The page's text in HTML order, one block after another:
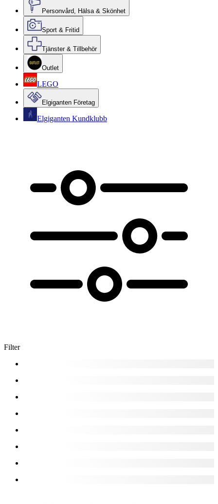
Personvård, Hälsa & Skönhet
Sport & Fritid
Tjänster & Tillbehör
Outlet
LEGO
Elgiganten Företag
Elgiganten Kundklubb
Filter